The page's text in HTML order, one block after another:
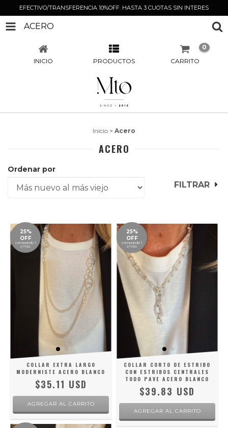
EFECTIVO/TRANSFERENCIA 10%OFF. HASTA 3 CUOTAS SIN INTERES
ACERO
INICIO PRODUCTOS CARRITO
0
Inicio > Acero
ACERO
Ordenar por
FILTRAR
25%
OFF
comprando 1
o más
COLLAR EXTRA LARGO
MODERNISTE ACERO BLANCO
$35.11 USD
25%
OFF
comprando 1
o más
COLLAR CORTO DE ESTRIBO
CON ESTRIBOS CENTRALES
TODO PAVE ACERO BLANCO
$39.83 USD